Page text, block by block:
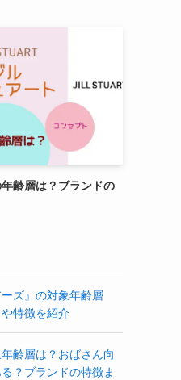
齢層は？ブランドの
ズ』の対象年齢層
特徴を紹介
齢層は？おばさん向
？ブランドの特徴ま